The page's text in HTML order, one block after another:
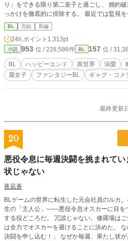
り」をできる限り第二皇子と過ごし、 婚約
っかけを徹底的に排除する。 最近では監視をつけるまでもなくいつも一緒にい
たいと言い出すようになった・・・ やんご
女たちから遠ざけ男の俺とばかり過ごすよう
い気もしたが、俺の運命のためだ。仕方あるまい。 クレバーな立ち振
より、俺の死亡フラグは完全に回避された・・・ と思ったら、婚約
日、「私には思い人がいるのです」 と言いやがる！
俺はゲームの告白イベントがある薔薇園に呼び出されて
ー この作品は以前投稿した「転生悪役モブ
の出会いのシーンを追加し、 あまり描けて
い！ https://www.alphapolis.co.jp/novel/687110240/
文体の調整に生成AIを利用しています。
BL 完結 長編
24h.ポイント 1,313pt
小説 953 位 / 228,586件 BL 157 位 /
BL ハッピーエンド 異世界 溺愛
腐女子
ファンタジーBL ギャグ・コメ
最終更新
20
悪役令息に毎週決闘を挑まれて
状じゃない
夜凪蒼
BLゲームの世界に転生した元会社員のルカ
生の「主人公」——悪役令息オスカーに目を
する役どころだ。 冗談じゃない。修羅場はご免だ。平穏に卒業するため、ルカ
は全力でオスカーを避けることに決めた。 なのに。 「ルカ・ミレット！ 貴様に
決闘を申し込む！」 なぜか毎週、果たし状が届く。決闘の種目は剣から学力、